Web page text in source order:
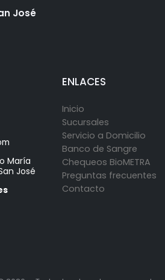
José
María
José
ENLACES
Inicio
Sucursales
Servicio a Domicilio
Banco de Sangre
Chequeos BioMETRA
Preguntas frecuentes
Contacto